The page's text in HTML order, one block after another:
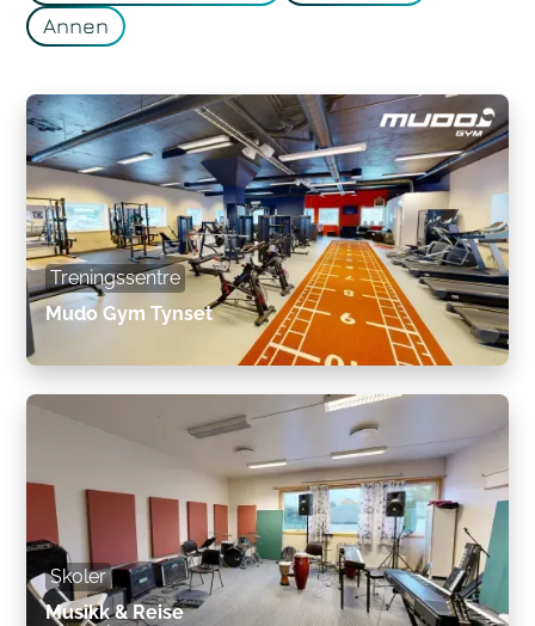
Annen
Treningssentre
Mudo Gym Tynset
Skoler
Musikk & Reise